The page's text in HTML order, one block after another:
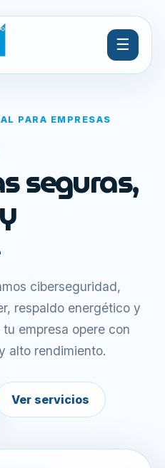
☰
PARA EMPRESAS
seguras,
ciberseguridad,
respaldo energético y
empresa opere con
alto rendimiento.
Ver servicios